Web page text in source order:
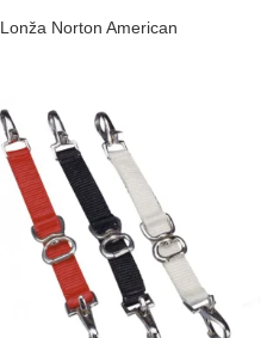
Lonža Norton American